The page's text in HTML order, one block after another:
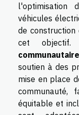
l'optimisation
véhicules
de construction
cet
communautaire
soutien à des
mise en place
communauté,
équitable et